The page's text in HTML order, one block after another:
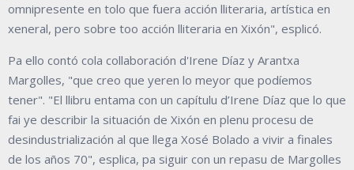
omnipresente en tolo que fuera acción lliteraria, artística en
xeneral, pero sobre too acción lliteraria en Xixón", esplicó.
Pa ello contó cola collaboración d'Irene Díaz y Arantxa
Margolles, "que creo que yeren lo meyor que podíemos
tener". "El llibru entama con un capítulu d’Irene Díaz que lo que
fai ye describir la situación de Xixón en plenu procesu de
desindustrialización al que llega Xosé Bolado a vivir a finales
de los años 70", esplica, pa siguir con un repasu de Margolles